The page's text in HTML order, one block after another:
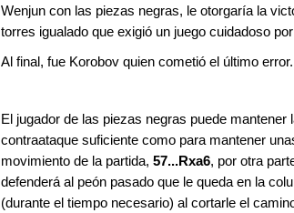
Wenjun con las piezas negras, le otorgaría la
torres igualado que exigió un juego cuidadoso
Al final, fue Korobov quien cometió el último error.
El jugador de las piezas negras puede
contraataque suficiente como para mantener
movimiento de la partida, 57...Rxa6, por otra
defenderá al peón pasado que le queda en la
(durante el tiempo necesario) al cortarle el